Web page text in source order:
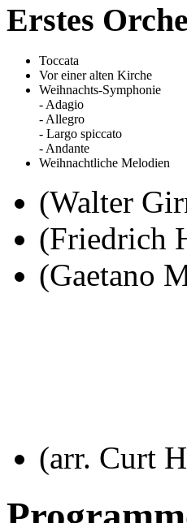
Erstes
Toccata
Vor einer alten Kirche
Weihnachts-Symphonie
- Adagio
- Allegro
- Largo spiccato
- Andante
Weihnachtliche Melodien
(Walter
(Friedrich
(Gaetano
(arr. Curt